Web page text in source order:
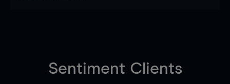
Sentiment Clients